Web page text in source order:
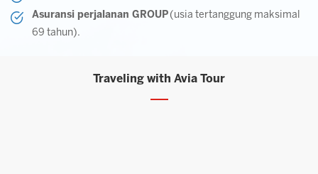
Asuransi perjalanan GROUP (usia tertanggung maksimal
69 tahun).
Traveling with Avia Tour